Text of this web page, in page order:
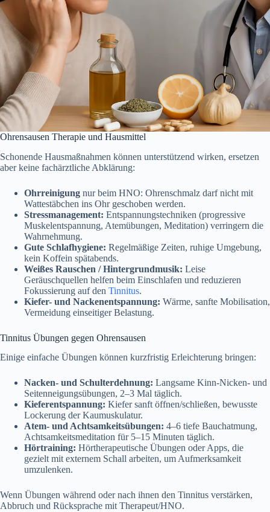
Ohrensausen Therapie und Hausmittel
Schonende Hausmaßnahmen können unterstützend wirken, ersetzen
aber keine fachärztliche Abklärung:
Ohrreinigung nur beim HNO: Ohrenschmalz darf nicht mit
Wattestäbchen ins Ohr geschoben werden.
Stressmanagement: Entspannungstechniken (progressive
Muskelentspannung, Atemübungen, Meditation) verringern die
Wahrnehmung.
Gute Schlafhygiene: Regelmäßige Zeiten, ruhige Umgebung,
kein Koffein spätabends.
Weißes Rauschen / Hintergrundmusik: Leise
Geräuschquellen helfen beim Einschlafen und reduzieren
Fokussierung auf den Tinnitus.
Kiefer- und Nackenentspannung: Wärme, sanfte Mobilisation,
Vermeidung einseitiger Belastung.
Tinnitus Übungen gegen Ohrensausen
Einige einfache Übungen können kurzfristig Erleichterung bringen:
Nacken- und Schulterdehnung: Langsame Kinn-Nicken- und
Seitenneigungsübungen, 2–3 Mal täglich.
Kieferentspannung: Kiefer sanft öffnen/schließen, bewusste
Lockerung der Kaumuskulatur.
Atem- und Achtsamkeitsübungen: 4–6 tiefe Bauchatmung,
Achtsamkeitsmeditation für 5–15 Minuten täglich.
Hörtraining: Hörtherapeutische Übungen oder Apps, die
gezielt mit externem Schall arbeiten, um Aufmerksamkeit
umzulenken.
Wenn Übungen während oder nach ihnen den Tinnitus verstärken,
Abbruch und Rücksprache mit Therapeut/HNO.